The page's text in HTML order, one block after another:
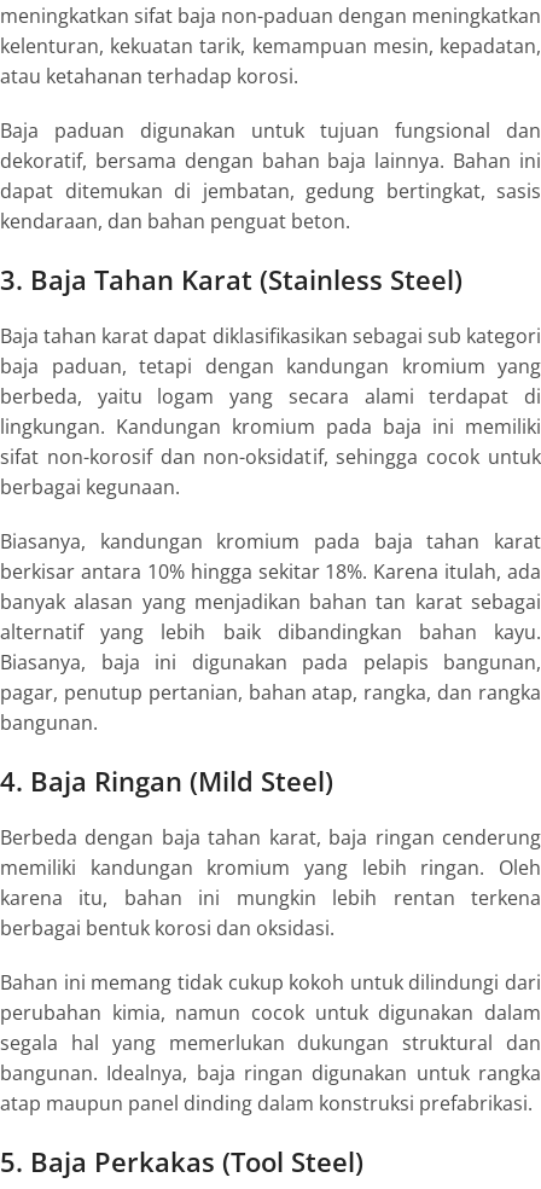
meningkatkan sifat baja non-paduan dengan meningkatkan
kelenturan, kekuatan tarik, kemampuan mesin, kepadatan,
atau ketahanan terhadap korosi.
Baja paduan digunakan untuk tujuan fungsional dan
dekoratif, bersama dengan bahan baja lainnya. Bahan ini
dapat ditemukan di jembatan, gedung bertingkat, sasis
kendaraan, dan bahan penguat beton.
3. Baja Tahan Karat (Stainless Steel)
Baja tahan karat dapat diklasifikasikan sebagai sub kategori
baja paduan, tetapi dengan kandungan kromium yang
berbeda, yaitu logam yang secara alami terdapat di
lingkungan. Kandungan kromium pada baja ini memiliki
sifat non-korosif dan non-oksidatif, sehingga cocok untuk
berbagai kegunaan.
Biasanya, kandungan kromium pada baja tahan karat
berkisar antara 10% hingga sekitar 18%. Karena itulah, ada
banyak alasan yang menjadikan bahan tan karat sebagai
alternatif yang lebih baik dibandingkan bahan kayu.
Biasanya, baja ini digunakan pada pelapis bangunan,
pagar, penutup pertanian, bahan atap, rangka, dan rangka
bangunan.
4. Baja Ringan (Mild Steel)
Berbeda dengan baja tahan karat, baja ringan cenderung
memiliki kandungan kromium yang lebih ringan. Oleh
karena itu, bahan ini mungkin lebih rentan terkena
berbagai bentuk korosi dan oksidasi.
Bahan ini memang tidak cukup kokoh untuk dilindungi dari
perubahan kimia, namun cocok untuk digunakan dalam
segala hal yang memerlukan dukungan struktural dan
bangunan. Idealnya, baja ringan digunakan untuk rangka
atap maupun panel dinding dalam konstruksi prefabrikasi.
5. Baja Perkakas (Tool Steel)